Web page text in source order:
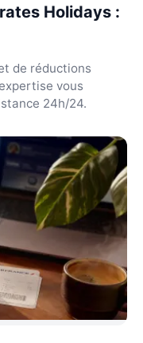
Holidays :
de réductions
vous
24h/24.